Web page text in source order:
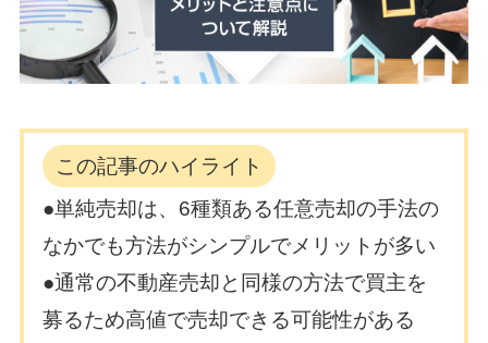
この記事のハイライト
●単純売却は、6種類ある任意売却の手法の
なかでも方法がシンプルでメリットが多い
●通常の不動産売却と同様の方法で買主を
募るため高値で売却できる可能性がある